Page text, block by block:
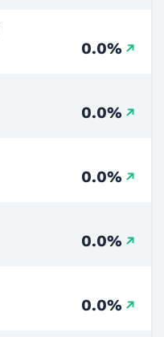
0.0%
0.0%
0.0%
0.0%
0.0%